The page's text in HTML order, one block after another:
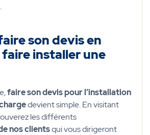
son devis en
installer une
faire son devis pour l’installation
devient simple. En visitant
les différents
nos clientsqui vous dirigeront